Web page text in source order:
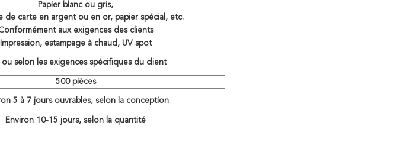
Papier blanc ou gris,
de carte en argent ou en or, papier spécial, etc.
aux exigences des clients
Impression, estampage à chaud, UV spot
ou selon les exigences spécifiques du client
500 pièces
5 à 7 jours ouvrables, selon la conception
Environ 10-15 jours, selon la quantité